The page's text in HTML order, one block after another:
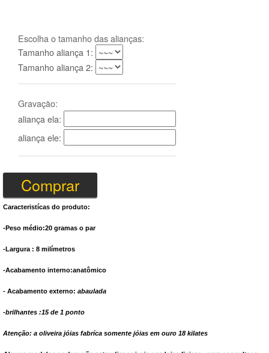
Escolha o tamanho das alianças:
Tamanho aliança 1:
Tamanho aliança 2:
Gravação:
aliança ela:
aliança ele:
Caracteristícas do produto:
-Peso médio:20 gramas o par
-Largura : 8 milímetros
-Acabamento interno:anatômico
- Acabamento externo: abaulada
-brilhantes :15 de 1 ponto
Atenção: a oliveira jóias fabríca somente jóias em ouro 18 kilates